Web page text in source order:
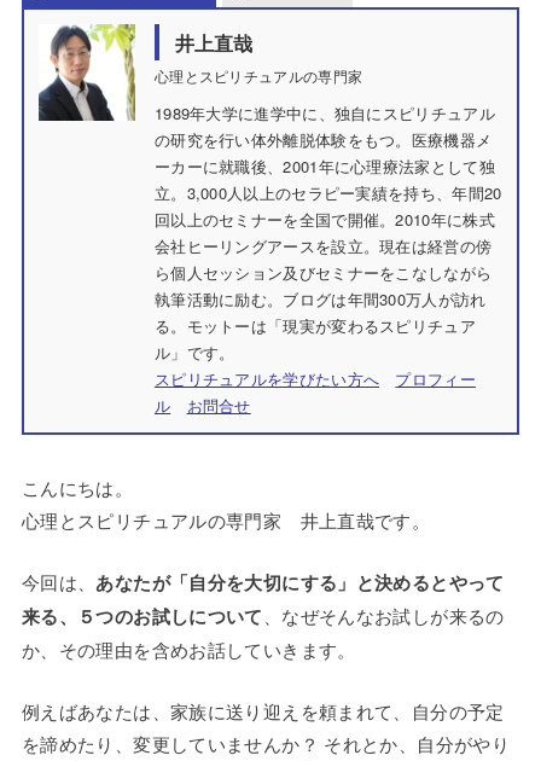
井上直哉
心理とスピリチュアルの専門家
1989年大学に進学中に、独自にスピリチュアル
の研究を行い体外離脱体験をもつ。医療機器メ
ーカーに就職後、2001年に心理療法家として独
立。3,000人以上のセラピー実績を持ち、年間20
回以上のセミナーを全国で開催。2010年に株式
会社ヒーリングアースを設立。現在は経営の傍
ら個人セッション及びセミナーをこなしながら
執筆活動に励む。ブログは年間300万人が訪れ
る。モットーは「現実が変わるスピリチュア
ル」です。
スピリチュアルを学びたい方へ
プロフィー
ル
お問合せ
こんにちは。
心理とスピリチュアルの専門家 井上直哉です。
今回は、 あなたが「自分を大切にする」と決めるとやって
来る、５つのお試しについて 、なぜそんなお試しが来るの
か、その理由を含めお話していきます。
例えばあなたは、家族に送り迎えを頼まれて、自分の予定
を諦めたり、変更していませんか？ それとか、自分がやり